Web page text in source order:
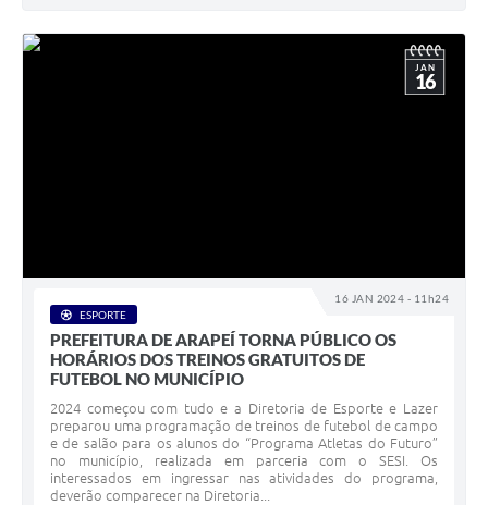
16 JAN 2024 - 11h24
JAN
16
ESPORTE
PREFEITURA DE ARAPEÍ TORNA PÚBLICO OS
HORÁRIOS DOS TREINOS GRATUITOS DE
FUTEBOL NO MUNICÍPIO
2024 começou com tudo e a Diretoria de Esporte e Lazer
preparou uma programação de treinos de futebol de campo
e de salão para os alunos do “Programa Atletas do Futuro”
no município, realizada em parceria com o SESI. Os
interessados em ingressar nas atividades do programa,
deverão comparecer na Diretoria...